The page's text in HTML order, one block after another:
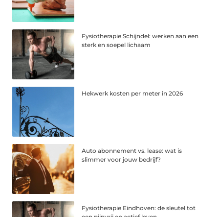
Fysiotherapie Schijndel: werken aan een
sterk en soepel lichaam
Hekwerk kosten per meter in 2026
Auto abonnement vs. lease: wat is
slimmer voor jouw bedrijf?
Fysiotherapie Eindhoven: de sleutel tot